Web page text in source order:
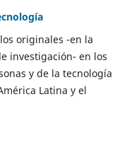
originales -en la
investigación- en los
y de la tecnología
Latina y el